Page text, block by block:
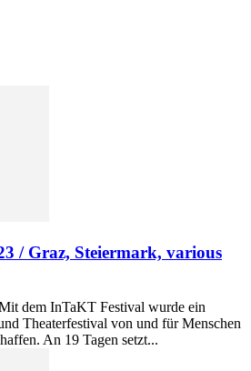
/ Graz, Steiermark, various
dem InTaKT Festival wurde ein
Theaterfestival von und für Menschen
An 19 Tagen setzt...